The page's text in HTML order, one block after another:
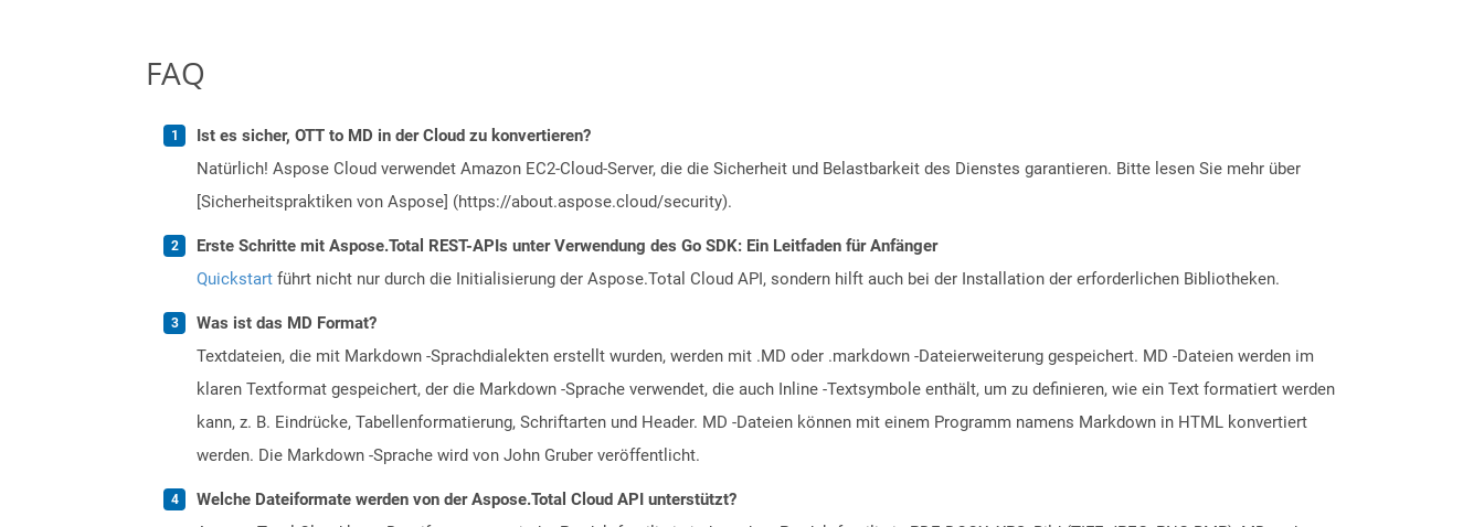
FAQ
Ist es sicher, OTT to MD in der Cloud zu konvertieren?
Natürlich! Aspose Cloud verwendet Amazon EC2-Cloud-Server, die die Sicherheit und Belastbarkeit des Dienstes garantieren. Bitte lesen Sie mehr über
[Sicherheitspraktiken von Aspose] (https://about.aspose.cloud/security).
Erste Schritte mit Aspose.Total REST-APIs unter Verwendung des Go SDK: Ein Leitfaden für Anfänger
Quickstart führt nicht nur durch die Initialisierung der Aspose.Total Cloud API, sondern hilft auch bei der Installation der erforderlichen Bibliotheken.
Was ist das MD Format?
Textdateien, die mit Markdown -Sprachdialekten erstellt wurden, werden mit .MD oder .markdown -Dateierweiterung gespeichert. MD -Dateien werden im
klaren Textformat gespeichert, der die Markdown -Sprache verwendet, die auch Inline -Textsymbole enthält, um zu definieren, wie ein Text formatiert werden
kann, z. B. Eindrücke, Tabellenformatierung, Schriftarten und Header. MD -Dateien können mit einem Programm namens Markdown in HTML konvertiert
werden. Die Markdown -Sprache wird von John Gruber veröffentlicht.
Welche Dateiformate werden von der Aspose.Total Cloud API unterstützt?